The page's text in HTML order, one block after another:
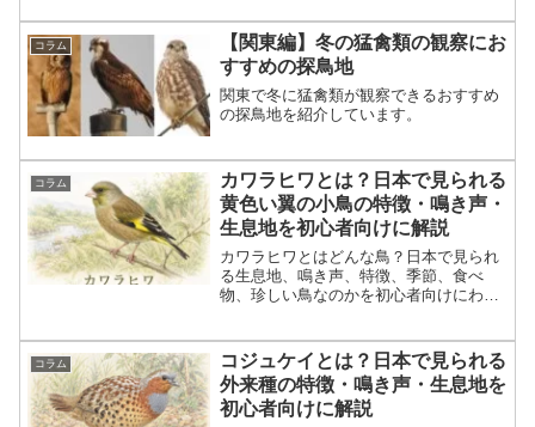
す。
コラム
【関東編】冬の猛禽類の観察にお
すすめの探鳥地
関東で冬に猛禽類が観察できるおすすめ
の探鳥地を紹介しています。
コラム
カワラヒワとは？日本で見られる
黄色い翼の小鳥の特徴・鳴き声・
生息地を初心者向けに解説
カワラヒワとはどんな鳥？日本で見られ
る生息地、鳴き声、特徴、季節、食べ
物、珍しい鳥なのかを初心者向けにわか
します。
コラム
コジュケイとは？日本で見られる
外来種の特徴・鳴き声・生息地を
初心者向けに解説